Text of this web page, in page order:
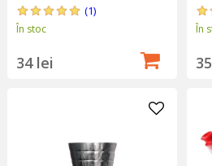
(1)
În stoc
34 lei
În